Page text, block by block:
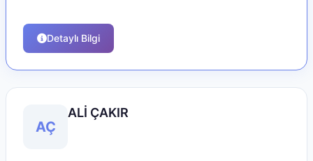
Detaylı Bilgi
AÇ
ALİ ÇAKIR